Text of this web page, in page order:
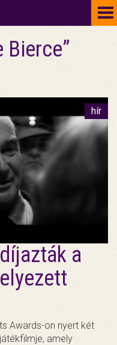
Bierce”
hír
a
Awards-on nyert két
amely